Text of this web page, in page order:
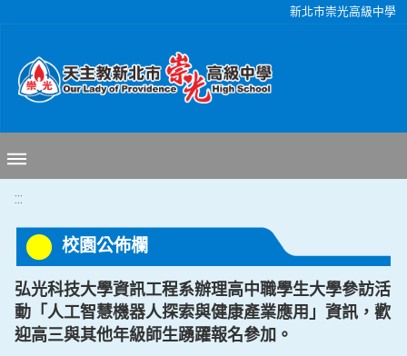
新北市崇光高級中學
:::
校園公佈欄
弘光科技大學資訊工程系辦理高中職學生大學參訪活
動「人工智慧機器人探索與健康產業應用」資訊，歡
迎高三與其他年級師生踴躍報名參加。